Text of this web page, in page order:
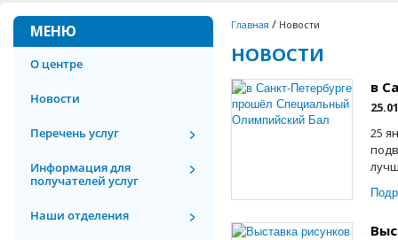
МЕНЮ
О центре
Новости
Перечень услуг
Информация для
получателей услуг
Наши отделения
Главная / Новости
НОВОСТИ
в
25